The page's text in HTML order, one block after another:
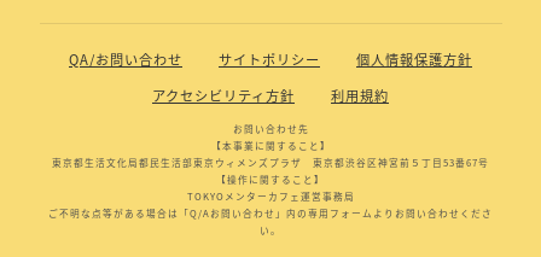
QA/お問い合わせ サイトポリシー
個人情報保護方針
アクセシビリティ方針
利用規約
お問い合わせ先
【本事業に関すること】
東京都生活文化局都民生活部東京ウィメンズプラザ 東京都渋谷区神宮前５丁目53番67号
【操作に関すること】
TOKYOメンターカフェ運営事務局
ご不明な点等がある場合は「Q/Aお問い合わせ」内の専用フォームよりお問い合わせくださ
い。